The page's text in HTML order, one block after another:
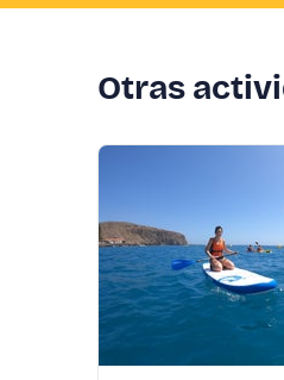
Otras